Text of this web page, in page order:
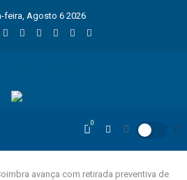
feira, Agosto 6 2026
0
avança com retirada preventiva de